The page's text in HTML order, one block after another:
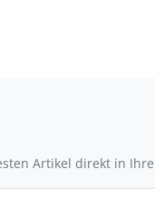
Artikel direkt in